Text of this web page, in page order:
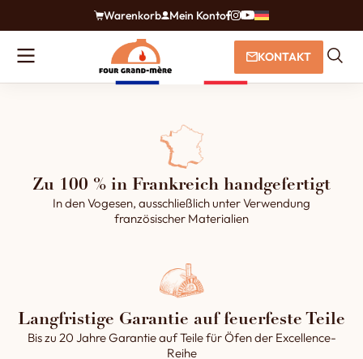
Warenkorb Mein Konto
KONTAKT
Zu 100 % in Frankreich handgefertigt
In den Vogesen, ausschließlich unter Verwendung
französischer Materialien
Langfristige Garantie auf feuerfeste Teile
Bis zu 20 Jahre Garantie auf Teile für Öfen der Excellence-
Reihe